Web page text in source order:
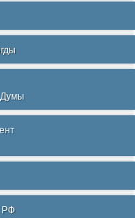
Думы
РФ